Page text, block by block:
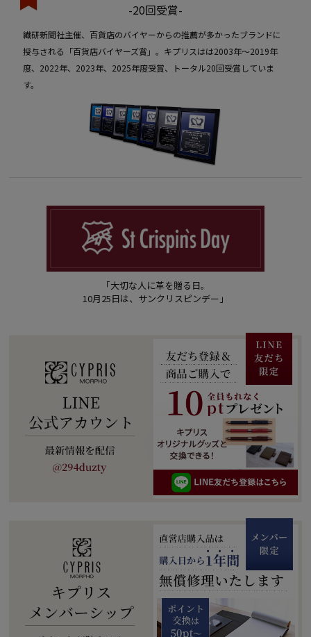
-20回受賞-
繊研新聞社主催、百貨店のバイヤーからの推薦が多かったブランドに
授与される「百貨店バイヤーズ賞」。キプリスはは2003年〜2019年
度、2022年、2023年、2025年度受賞、トータル20回受賞していま
す。
「大切な人に革を贈る日。
10月25日は、サンクリスピンデー」